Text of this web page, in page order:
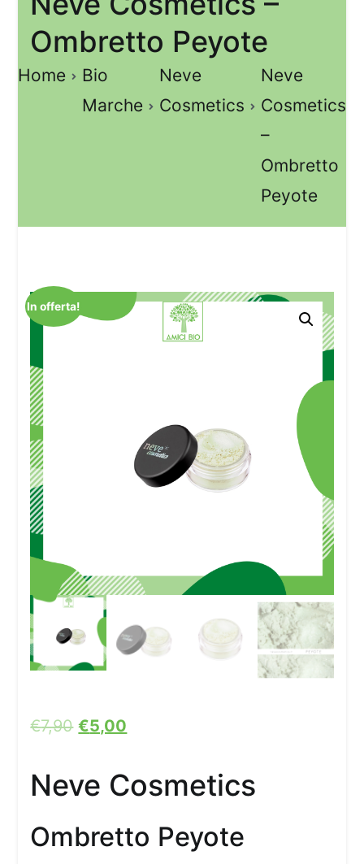
Ombretto Peyote
Home
Bio
Marche
Neve
Cosmetics
Neve
Cosmetics
–
Ombretto
Peyote
In offerta!
€7,90 €5,00
Neve Cosmetics
Ombretto Peyote